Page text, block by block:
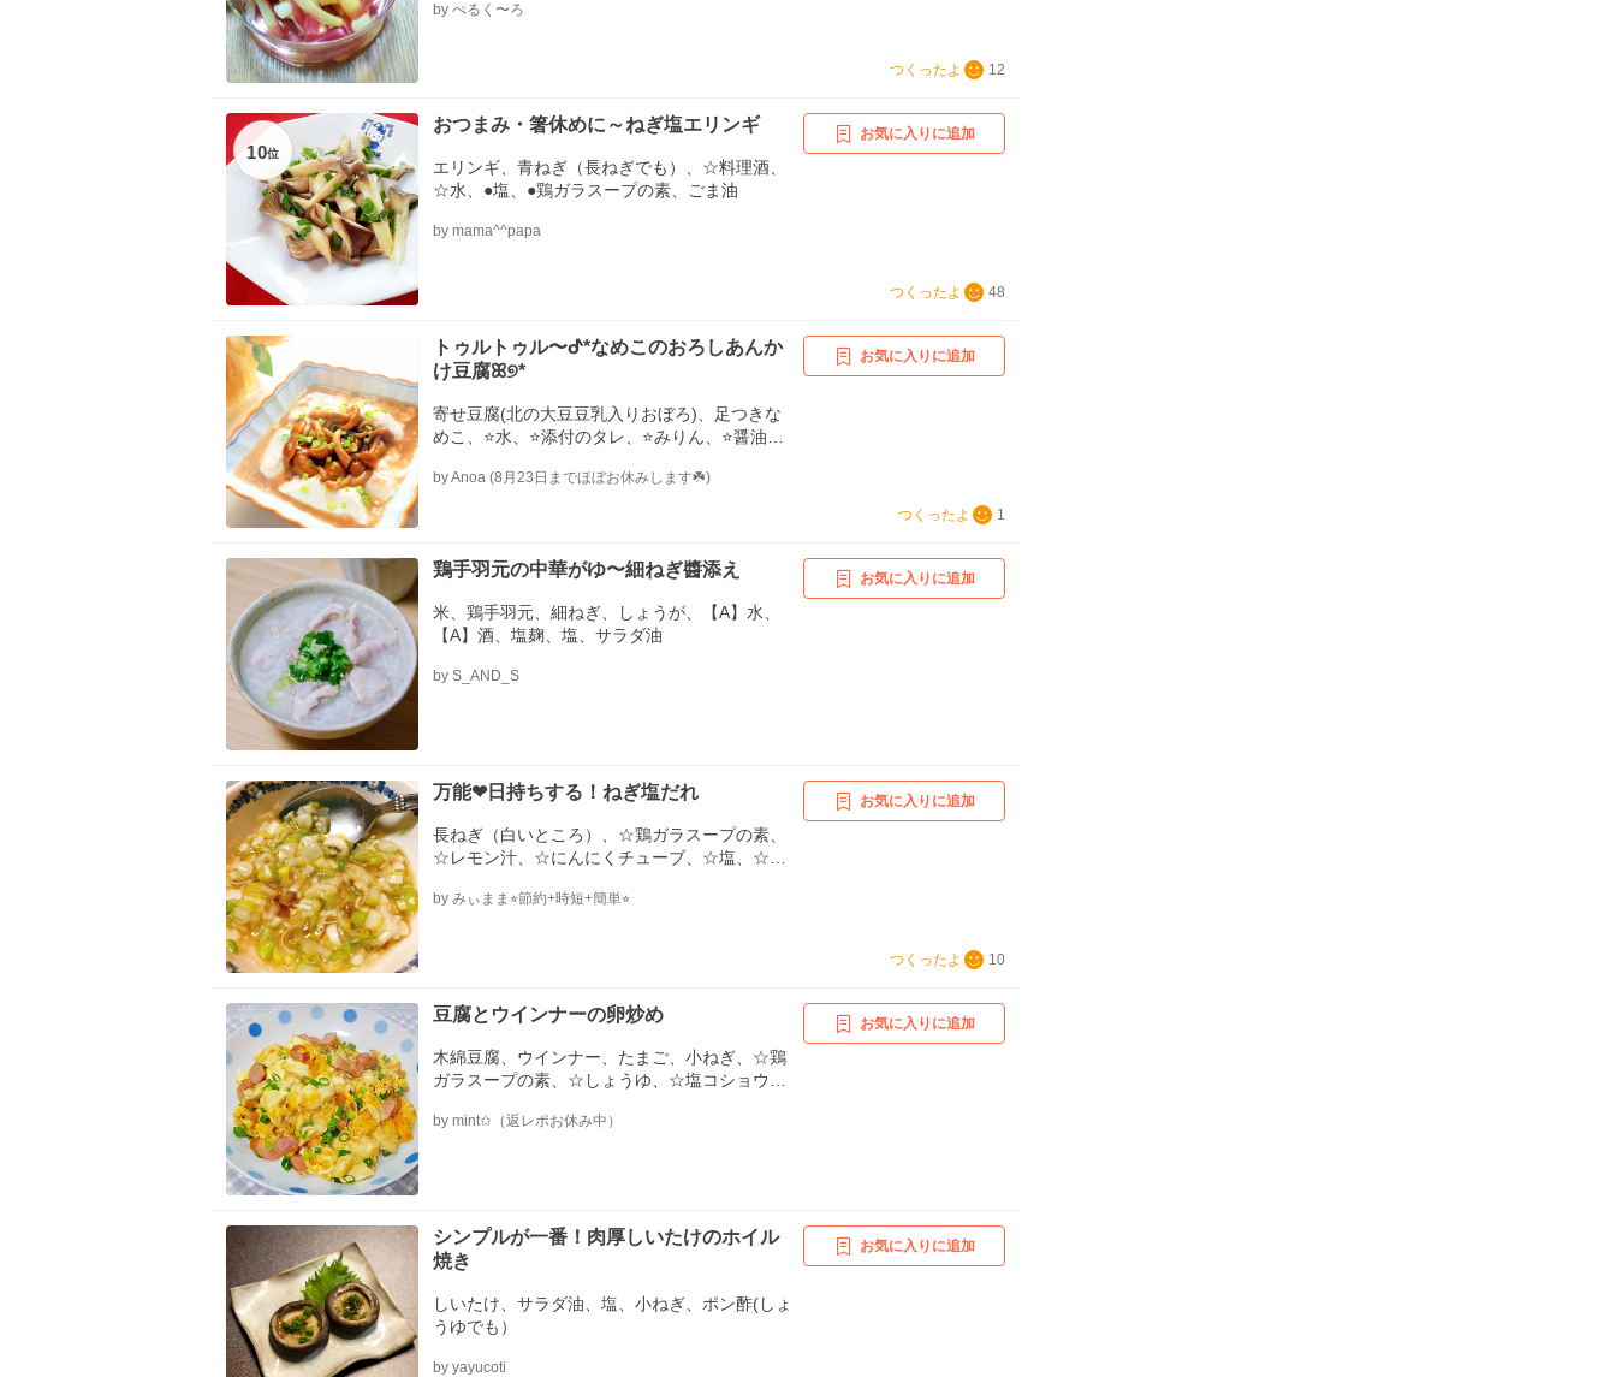
by ぺるく〜ろ
つくったよ 12
10位
おつまみ・箸休めに～ねぎ塩エリンギ
エリンギ、青ねぎ（長ねぎでも）、☆料理酒、
☆水、●塩、●鶏ガラスープの素、ごま油
by mama^^papa
お気に入りに追加
つくったよ 48
トゥルトゥル〜ᕷ*なめこのおろしあんか
け豆腐ꕤ୭*
寄せ豆腐(北の大豆豆乳入りおぼろ)、足つきな
めこ、‪‪⭐水、‪‪⭐添付のタレ、‪‪⭐みりん、‪‪⭐醤油、‪‪
by Anoa (8月23日までほぼお休みします☘️)
お気に入りに追加
つくったよ 1
鶏手羽元の中華がゆ〜細ねぎ醬添え
米、鶏手羽元、細ねぎ、しょうが、【A】水、
【A】酒、塩麹、塩、サラダ油
by S_AND_S
お気に入りに追加
万能❤日持ちする！ねぎ塩だれ
長ねぎ（白いところ）、☆鶏ガラスープの素、
☆レモン汁、☆にんにくチューブ、☆塩、☆ご
by みぃまま⭐︎節約+時短+簡単⭐︎
お気に入りに追加
つくったよ 10
豆腐とウインナーの卵炒め
木綿豆腐、ウインナー、たまご、小ねぎ、☆鶏
ガラスープの素、☆しょうゆ、☆塩コショウ、
by mint✩（返レポお休み中）
お気に入りに追加
シンプルが一番！肉厚しいたけのホイル
焼き
しいたけ、サラダ油、塩、小ねぎ、ポン酢(しょ
うゆでも）
by yayucoti
お気に入りに追加